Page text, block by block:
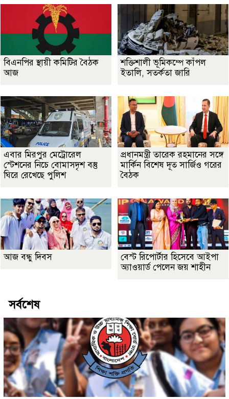
বিএনপির স্থায়ী কমিটির বৈঠক
আজ
শক্তিশালী ভূমিকম্পে কাঁপল
ইতালি, সতর্কতা জারি
এবার মিরপুর মেট্রোরেল
স্টেশনের নিচে বোমাসদৃশ বস্তু
ঘিরে রেখেছে পুলিশ
প্রধানমন্ত্রী তারেক রহমানের সঙ্গে
মার্কিন বিশেষ দূত সার্জিও গরের
বৈঠক
আজ বন্ধু দিবস
বেস্ট রিপোর্টার হিসেবে আইপা
অ্যাওয়ার্ড পেলেন জয় শাহীন
সর্বশেষ